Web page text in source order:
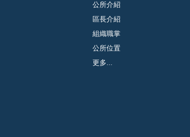
公所介紹
區長介紹
組織職掌
公所位置
更多...